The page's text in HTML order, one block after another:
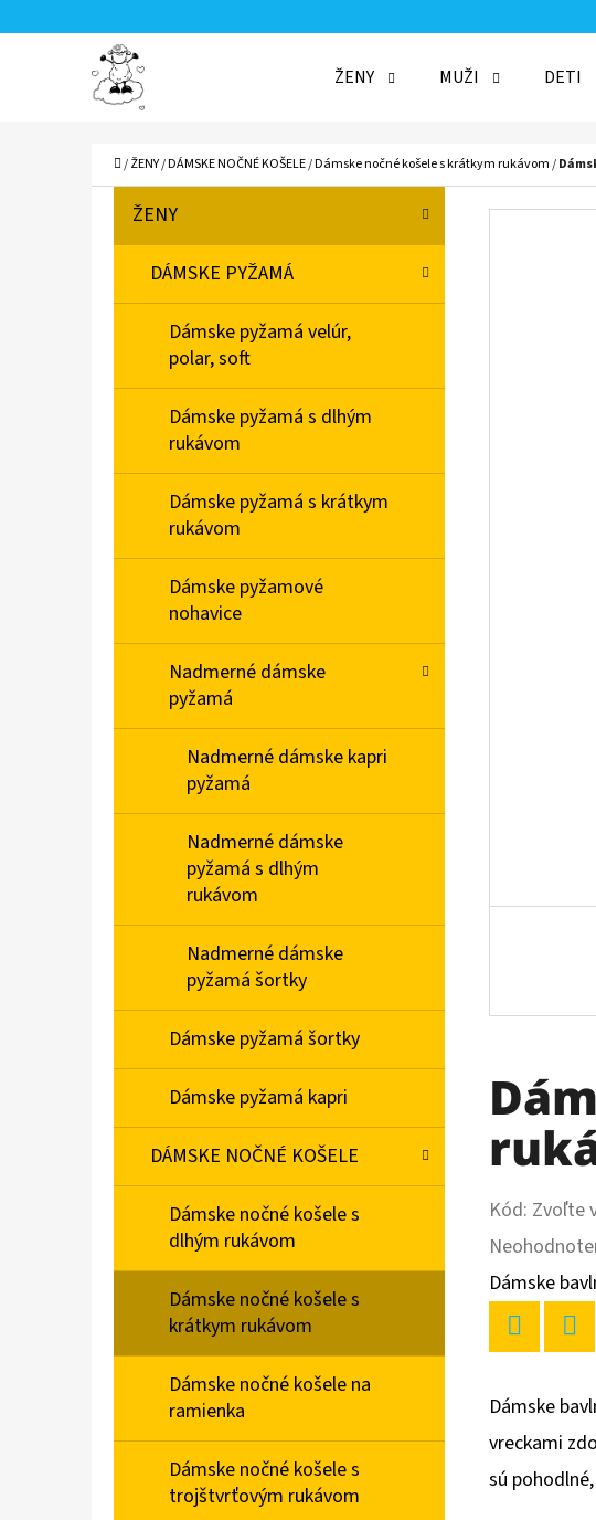
ŽENY MUŽI DETI
Domov
/ŽENY/DÁMSKE NOČNÉ KOŠELE/Dámske nočné košele s krátkym rukávom/
O
N
Preskočiť
kategórie
T
G
I
ŽENY
DÁMSKE PYŽAMÁ
Dámske pyžamá velúr,
polar, soft
Dámske pyžamá s dlhým
rukávom
Dámske pyžamá s krátkym
rukávom
Dámske pyžamové
nohavice
Nadmerné dámske
pyžamá
Nadmerné dámske kapri
pyžamá
Nadmerné dámske
pyžamá s dlhým
rukávom
Nadmerné dámske
pyžamá šortky
Dámske pyžamá šortky
Dámske pyžamá kapri
DÁMSKE NOČNÉ KOŠELE
Dámske nočné košele s
dlhým rukávom
Dámske nočné košele s
krátkym rukávom
Dámske nočné košele na
ramienka
Dámske nočné košele s
trojštvrťovým rukávom
Kód: Zvoľte
Priemerné
hodnotenie
produktu
je
0,0
Dámske
Dámske
vreckami
sú
Späť
do
Späť
do
RUKÁVOM MÉĎA NA BICYKLI
€20,90